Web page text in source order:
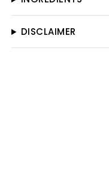
DISCLAIMER